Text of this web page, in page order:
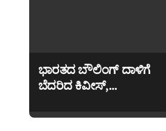
ಭಾರತದ ಬೌಲಿಂಗ್ ದಾಳಿಗೆ
ಬೆದರಿದ ಕಿವೀಸ್,
ಪೀಸ್ ಪೀಸ್!